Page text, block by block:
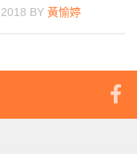
BY 黃愉婷